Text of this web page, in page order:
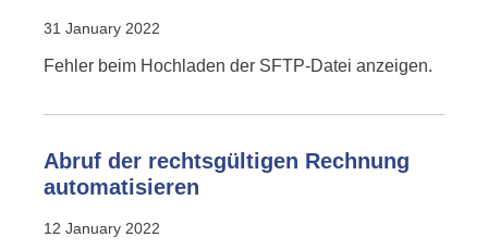
31 January 2022
Fehler beim Hochladen der SFTP-Datei anzeigen.
Abruf der rechtsgültigen Rechnung
automatisieren
12 January 2022